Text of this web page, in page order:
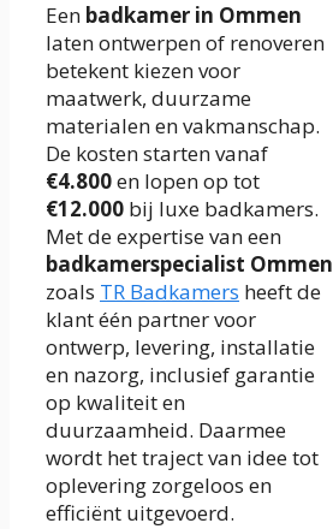
Een badkamer in Ommen
laten ontwerpen of renoveren
betekent kiezen voor
maatwerk, duurzame
materialen en vakmanschap.
De kosten starten vanaf
€4.800en lopen op tot
€12.000 bij luxe badkamers.
Met de expertise van een
badkamerspecialist Ommen
zoals TR Badkamers heeft de
klant één partner voor
ontwerp, levering, installatie
en nazorg, inclusief garantie
op kwaliteit en
duurzaamheid. Daarmee
wordt het traject van idee tot
oplevering zorgeloos en
efficiënt uitgevoerd.